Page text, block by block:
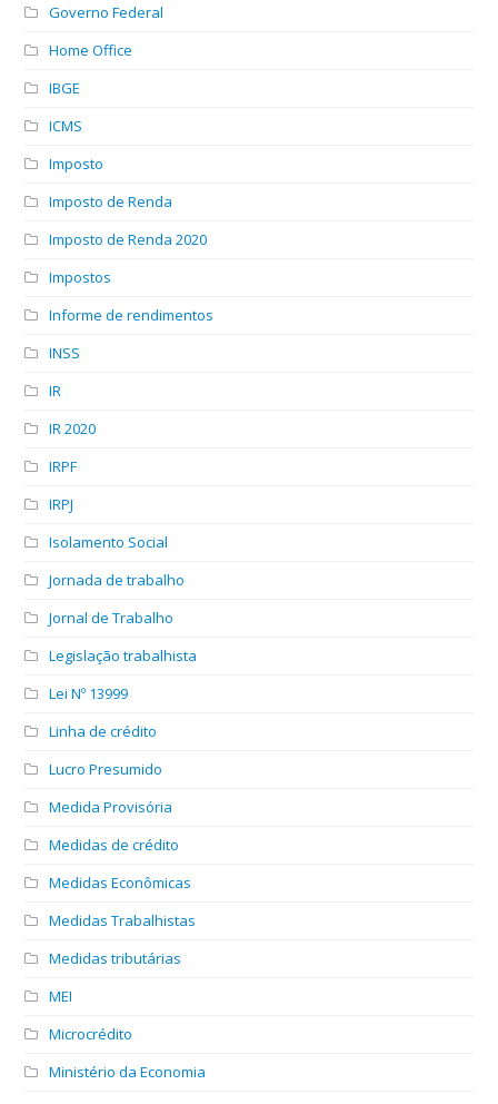
Governo Federal
Home Office
IBGE
ICMS
Imposto
Imposto de Renda
Imposto de Renda 2020
Impostos
Informe de rendimentos
INSS
IR
IR 2020
IRPF
IRPJ
Isolamento Social
Jornada de trabalho
Jornal de Trabalho
Legislação trabalhista
Lei Nº 13999
Linha de crédito
Lucro Presumido
Medida Provisória
Medidas de crédito
Medidas Econômicas
Medidas Trabalhistas
Medidas tributárias
MEI
Microcrédito
Ministério da Economia